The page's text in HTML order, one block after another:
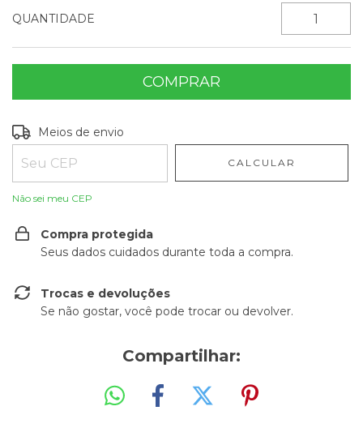
QUANTIDADE
Entregas para o CEP:
Meios de envio
CALCULAR
Não sei meu CEP
Compra protegida
Seus dados cuidados durante toda a compra.
Trocas e devoluções
Se não gostar, você pode trocar ou devolver.
Compartilhar: